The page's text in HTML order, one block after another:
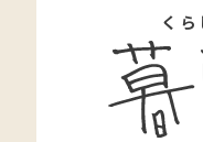
くら